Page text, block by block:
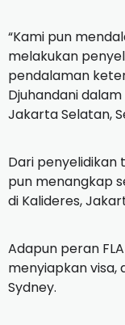
“Kami pun
melakukan
pendalaman
Djuhandani
Jakarta Selatan,
Dari penyelidikan
pun menangkap
di Kalideres,
Adapun peran
menyiapkan
Sydney.